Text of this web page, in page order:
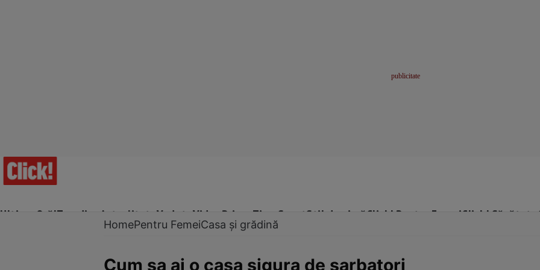
Ultima Oră!Trending Actualitate Vedete Video Prime Time SportStil de viațăClick! Pentru FemeiClick! Sănătate
HomePentru FemeiCasa și grădină
Cum sa ai o casa sigura de sarbatori